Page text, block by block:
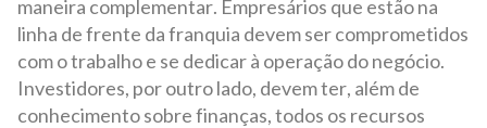
maneira complementar. Empresários que estão na
linha de frente da franquia devem ser comprometidos
com o trabalho e se dedicar à operação do negócio.
Investidores, por outro lado, devem ter, além de
conhecimento sobre finanças, todos os recursos